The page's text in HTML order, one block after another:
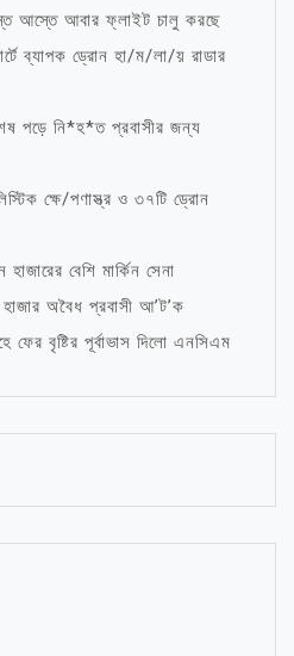
আস্তে আবার ফ্লাইট চালু করছে
ব্যাপক ড্রোন হা/ম/লা/য় রাডার
পড়ে নি*হ*ত প্রবাসীর জন্য
ক্ষে/পণাস্ত্র ও ৩৭টি ড্রোন
বেশি মার্কিন সেনা
অবৈধ প্রবাসী আ’ট’ক
বৃষ্টির পূর্বাভাস দিলো এনসিএম